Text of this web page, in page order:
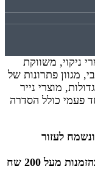
ניקוי, משווקת
מגוון פתרונות של
מוצרי נייר
פעמי כולל הסדרה
לעזור
מעל 200 שח